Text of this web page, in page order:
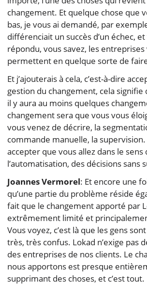
changement. Et quelque chose que
bas, je vous ai demandé, par
différenciait un succès d’un échec,
répondu, vous savez, les entreprises
permettent en quelque sorte de
Et j’ajouterais à cela, c’est-à-dire
gestion du changement, cela signifie
il y aura au moins quelques
changement sera que vous vous
vous venez de décrire, la
commande manuelle, la
accepter que vous allez dans le sens
l’automatisation, des décisions sans
Joannes Vermorel: Et encore une
qu’une partie du problème réside
fait que le changement apporté par
extrêmement limité et
Vous voyez, c’est là que les gens
très, très confus. Lokad n’exige pas
des entreprises de nos clients. Le
nous apportons est presque
supprimant des choses, et c’est tout.